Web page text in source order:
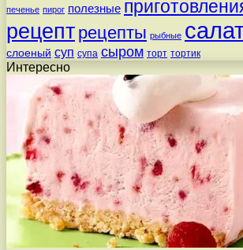
печенье пирог полезные
рецепт рецепты рыбные
слоеный суп супа сыром торт тортик
Интересно